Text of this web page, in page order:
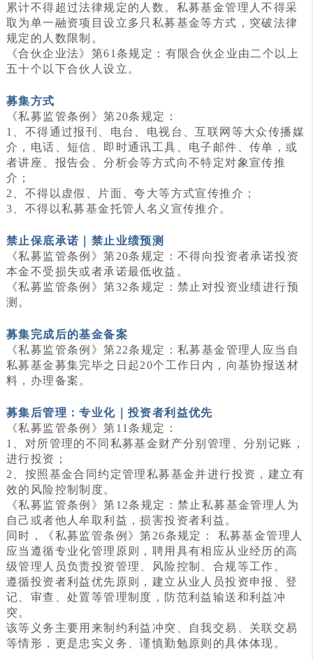
累计不得超过法律规定的人数。私募基金管理人不得采
取为单一融资项目设立多只私募基金等方式，突破法律
规定的人数限制。
《合伙企业法》第61条规定：有限合伙企业由二个以上
五十个以下合伙人设立。
募集方式
《私募监管条例》第20条规定：
1、不得通过报刊、电台、电视台、互联网等大众传播媒
介，电话、短信、即时通讯工具、电子邮件、传单，或
者讲座、报告会、分析会等方式向不特定对象宣传推
介；
2、不得以虚假、片面、夸大等方式宣传推介；
3、不得以私募基金托管人名义宣传推介。
禁止保底承诺｜禁止业绩预测
《私募监管条例》第20条规定：不得向投资者承诺投资
本金不受损失或者承诺最低收益。
《私募监管条例》第32条规定：禁止对投资业绩进行预
测。
募集完成后的基金备案
《私募监管条例》第22条规定：私募基金管理人应当自
私募基金募集完毕之日起20个工作日内，向基协报送材
料，办理备案。
募集后管理：专业化｜投资者利益优先
《私募监管条例》第11条规定：
1、对所管理的不同私募基金财产分别管理、分别记账，
进行投资；
2、按照基金合同约定管理私募基金并进行投资，建立有
效的风险控制制度。
《私募监管条例》第12条规定：禁止私募基金管理人为
自己或者他人牟取利益，损害投资者利益。
同时，《私募监管条例》第26条规定： 私募基金管理人
应当遵循专业化管理原则，聘用具有相应从业经历的高
级管理人员负责投资管理、风险控制、合规等工作。
遵循投资者利益优先原则，建立从业人员投资申报、登
记、审查、处置等管理制度，防范利益输送和利益冲
突。
该等义务主要用来制约利益冲突、自我交易、关联交易
等情形，更是忠实义务、谨慎勤勉原则的具体体现。